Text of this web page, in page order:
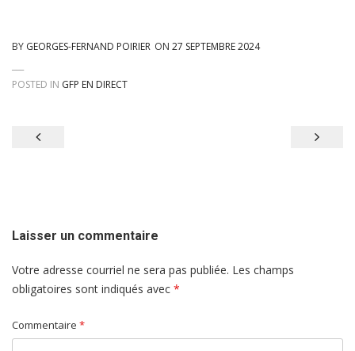
BY GEORGES-FERNAND POIRIER ON 27 SEPTEMBRE 2024
POSTED IN GFP EN DIRECT
Navigation
Laisser un commentaire
Votre adresse courriel ne sera pas publiée. Les champs
obligatoires sont indiqués avec *
Commentaire *